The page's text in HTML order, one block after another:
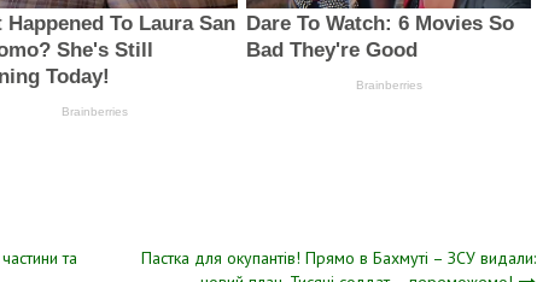
та
Пастка для окупантів! Прямо в Бахмуті – ЗСУ видали: